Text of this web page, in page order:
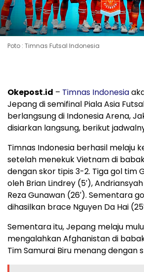
Poto : Timnas Futsal Indonesia
Okepost.id – Timnas Indonesia
Jepang di semifinal Piala Asia
berlangsung di Indonesia Arena,
disiarkan langsung, berikut
Timnas Indonesia berhasil melaju
setelah menekuk Vietnam di
dengan skor tipis 3-2. Tiga gol tim
oleh Brian Lindrey (5′), Andriansyah
Reza Gunawan (26′). Sementara
dihasilkan brace Nguyen Da Hai
Sementara itu, Jepang melaju
mengalahkan Afghanistan di
Tim Samurai Biru menang dengan